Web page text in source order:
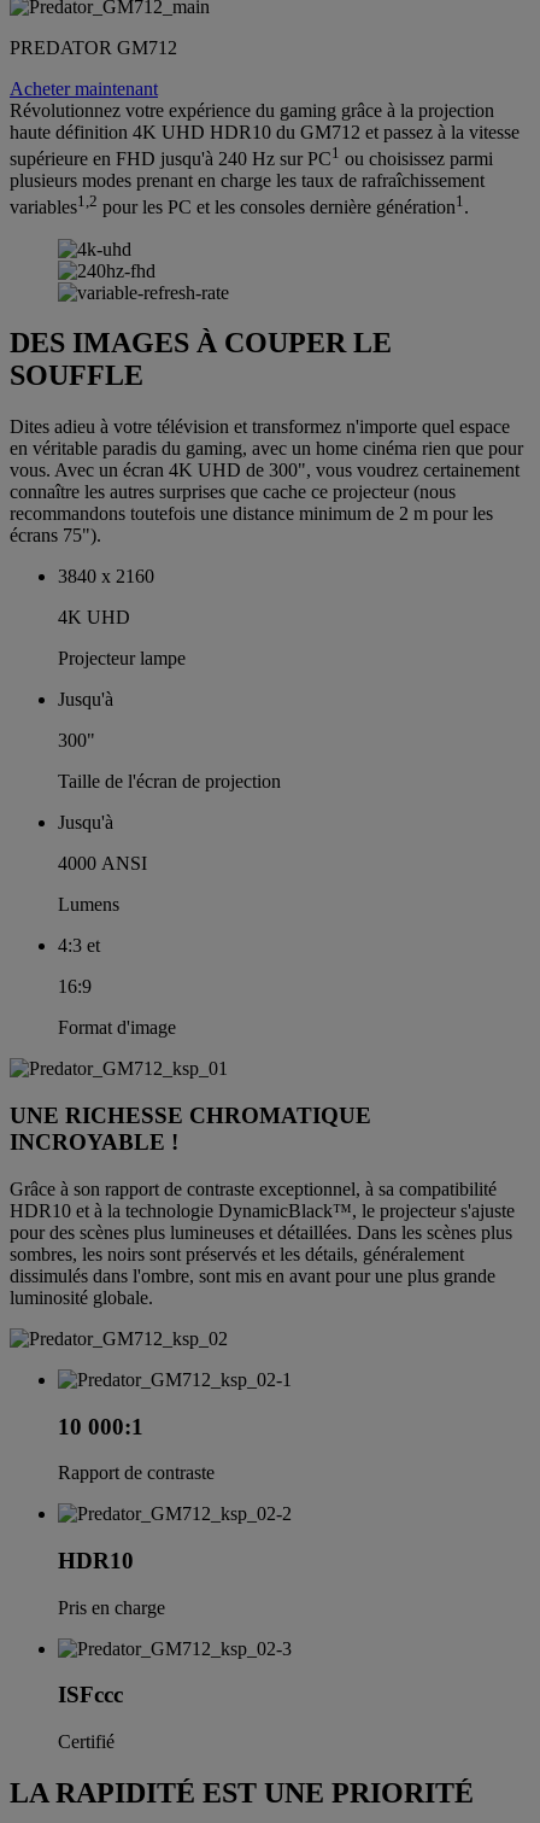
PREDATOR GM712
Acheter maintenant
Révolutionnez votre expérience du gaming grâce à la projection
haute définition 4K UHD HDR10 du GM712 et passez à la vitesse
supérieure en FHD jusqu'à 240 Hz sur PC1 ou choisissez parmi
plusieurs modes prenant en charge les taux de rafraîchissement
variables1,2 pour les PC et les consoles dernière génération1.
DES IMAGES À COUPER LE
SOUFFLE
Dites adieu à votre télévision et transformez n'importe quel espace
en véritable paradis du gaming, avec un home cinéma rien que pour
vous. Avec un écran 4K UHD de 300", vous voudrez certainement
connaître les autres surprises que cache ce projecteur (nous
recommandons toutefois une distance minimum de 2 m pour les
écrans 75").
3840 x 2160
4K UHD
Projecteur lampe
Jusqu'à
300"
Taille de l'écran de projection
Jusqu'à
4000 ANSI
Lumens
4:3 et
16:9
Format d'image
UNE RICHESSE CHROMATIQUE
INCROYABLE !
Grâce à son rapport de contraste exceptionnel, à sa compatibilité
HDR10 et à la technologie DynamicBlack™, le projecteur s'ajuste
pour des scènes plus lumineuses et détaillées. Dans les scènes plus
sombres, les noirs sont préservés et les détails, généralement
dissimulés dans l'ombre, sont mis en avant pour une plus grande
luminosité globale.
10 000:1
Rapport de contraste
HDR10
Pris en charge
ISFccc
Certifié
LA RAPIDITÉ EST UNE PRIORITÉ